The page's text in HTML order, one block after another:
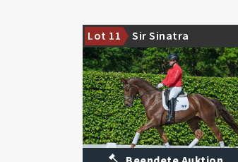
Lot 11 Sir Sinatra
Hervorragendes Reitpferd aus
erfolgreichem Mutterstamm